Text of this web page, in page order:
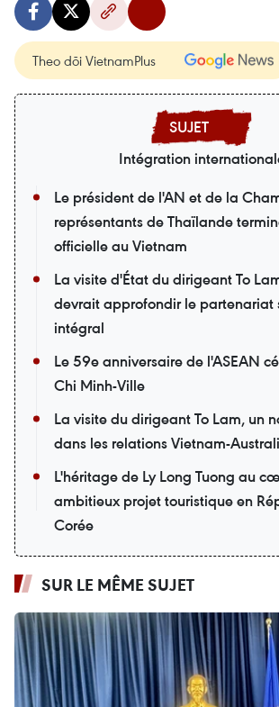
Theo dõi VietnamPlus
Intégration
Le président de l'AN et de la
représentants de Thaïlande
officielle au Vietnam
La visite d'État du dirigeant To
devrait approfondir le partenariat
intégral
Le 59e anniversaire de l'ASEAN
Chi Minh-Ville
La visite du dirigeant To Lam, un
dans les relations Vietnam-
L'héritage de Ly Long Tuong au
ambitieux projet touristique en
Corée
SUR LE MÊME SUJET